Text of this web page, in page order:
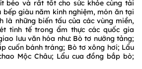
béo và rất tốt cho sức khỏe cùng tài
bếp giàu năm kinh nghiệm, món ăn tại
là những biến tấu của các vùng miền,
tinh tế trong ẩm thực các quốc gia
lưu văn hóa như: Bò tơ nướng tảng;
cuốn bánh tráng; Bò tơ xông hơi; Lẩu
Mộc Châu; Lẩu cua đồng bắp bò;